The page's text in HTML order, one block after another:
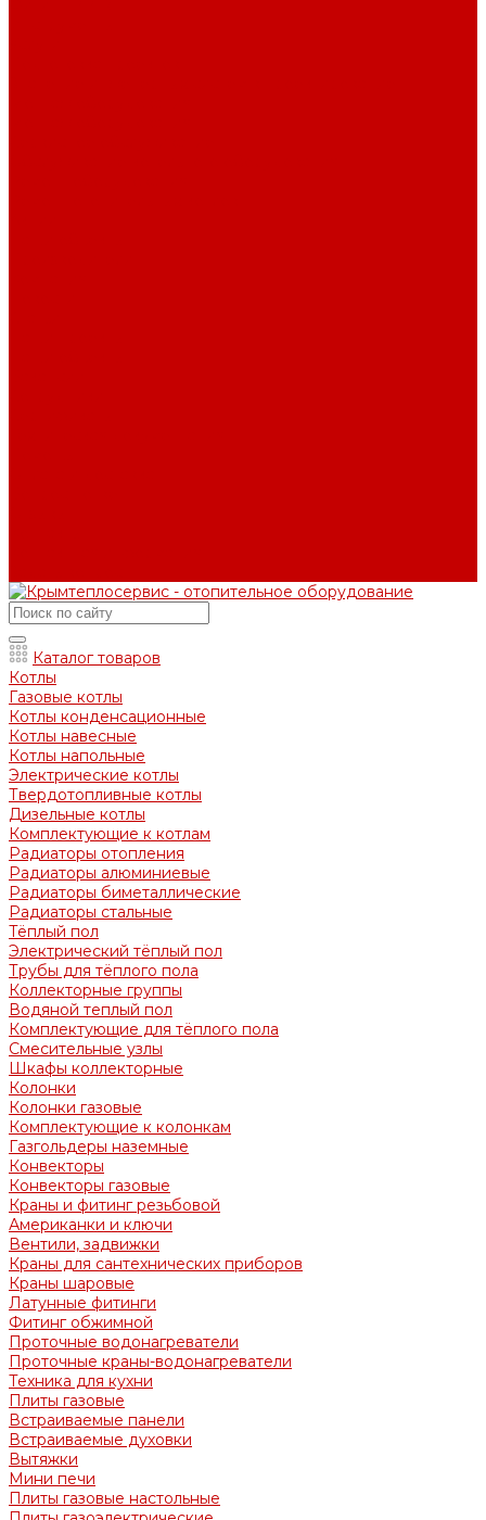
Каталог товаров
Котлы
Газовые котлы
Котлы конденсационные
Котлы навесные
Котлы напольные
Электрические котлы
Твердотопливные котлы
Дизельные котлы
Комплектующие к котлам
Радиаторы отопления
Радиаторы алюминиевые
Радиаторы биметаллические
Радиаторы стальные
Тёплый пол
Электрический тёплый пол
Трубы для тёплого пола
Коллекторные группы
Водяной теплый пол
Комплектующие для тёплого пола
Смесительные узлы
Шкафы коллекторные
Колонки
Колонки газовые
Комплектующие к колонкам
Газгольдеры наземные
Конвекторы
Конвекторы газовые
Краны и фитинг резьбовой
Американки и ключи
Вентили, задвижки
Краны для сантехнических приборов
Краны шаровые
Латунные фитинги
Фитинг обжимной
Проточные водонагреватели
Проточные краны-водонагреватели
Техника для кухни
Плиты газовые
Встраиваемые панели
Встраиваемые духовки
Вытяжки
Мини печи
Плиты газовые настольные